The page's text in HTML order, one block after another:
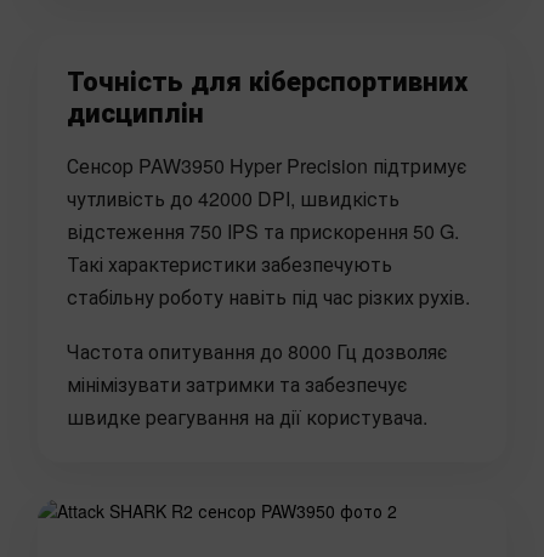
Точність для кіберспортивних
дисциплін
Сенсор PAW3950 Hyper Precision підтримує
чутливість до 42000 DPI, швидкість
відстеження 750 IPS та прискорення 50 G.
Такі характеристики забезпечують
стабільну роботу навіть під час різких рухів.
Частота опитування до 8000 Гц дозволяє
мінімізувати затримки та забезпечує
швидке реагування на дії користувача.